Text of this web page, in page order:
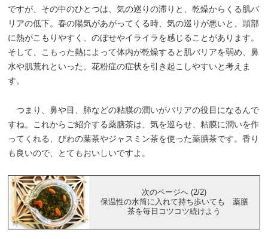
ですが、その中のひとつは、気の巡りの滞りと、乾燥からくる肌バ
リアの低下。春の陽気があがってくる時、気の巡りが悪いと、頭部
に熱がこもりやすく、のぼせやイライラを感じることがあります。
そして、こもった熱によって体内が乾燥すると肌バリアを弱め、鼻
水や肌荒れといった、花粉症の症状を引き起こしやすいと考えま
す。
つまり、鼻や目、肺などの粘膜の潤いがバリアの役目になるんで
すね。これからご紹介する薬膳茶は、気を巡らせ、粘膜に潤いを作
ってくれる、びわの葉茶やジャスミン茶を使った薬膳茶です。香り
も良いので、とてもおいしいですよ。
次のページへ (2/2)
保温性の水筒に入れて持ち歩いても 薬膳
茶を毎日コツコツ続けよう